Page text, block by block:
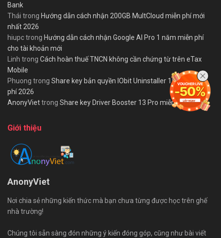
Bank
Thái trong Hướng dẫn cách nhận 200GB MultCloud miễn phí mới
nhất 2026
hiupctrong Hướng dẫn cách nhận Google AI Pro 1 năm miễn phí
cho tài khoản mới
Linh trong Cách hoàn thuế TNCN không cần chứng từ trên eTax
Mobile
Phuong trong Share key bản quyền IObit Uninstaller 15 PRO miễn
phí 2026
AnonyViettrong Share key Driver Booster 13 Pro miễn phí 2026
Giới thiệu
AnonyViet
Nơi chia sẻ những kiến thức mà bạn chưa từng được học trên ghế
nhà trường!
Chúng tôi sẵn sàng đón những ý kiến đóng góp, cũng như bài viết